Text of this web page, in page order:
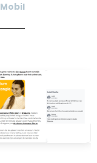
Mobil